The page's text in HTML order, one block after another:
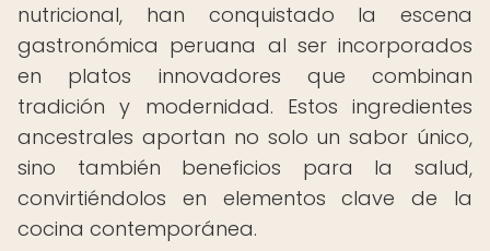
nutricional, han conquistado la escena
gastronómica peruana al ser incorporados
en platos innovadores que combinan
tradición y modernidad. Estos ingredientes
ancestrales aportan no solo un sabor único,
sino también beneficios para la salud,
convirtiéndolos en elementos clave de la
cocina contemporánea.